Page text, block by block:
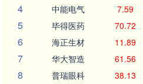
4 中能电气 7.59
5 毕得医药 70.72
6 海正生材 11.89
7 华大智造 61.56
8 普瑞眼科 38.13